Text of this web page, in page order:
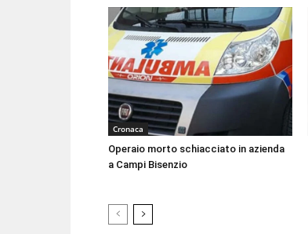
Cronaca
Operaio morto schiacciato in azienda
a Campi Bisenzio